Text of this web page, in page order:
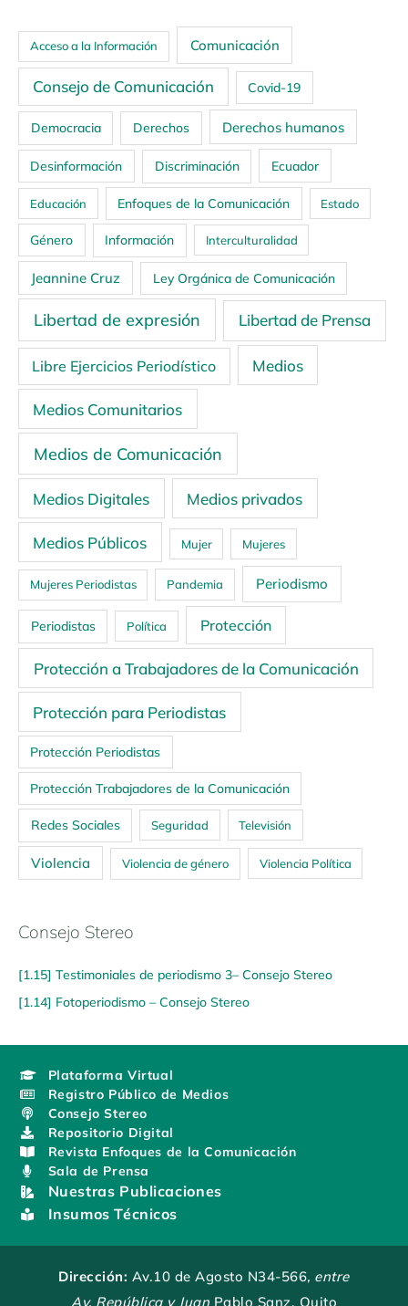
Acceso a la Información Comunicación
Consejo de Comunicación Covid-19
Democracia Derechos Derechos humanos
Desinformación Discriminación Ecuador
Educación Enfoques de la Comunicación Estado
Género Información Interculturalidad
Jeannine Cruz Ley Orgánica de Comunicación
Libertad de expresión Libertad de Prensa
Libre Ejercicios Periodístico Medios
Medios Comunitarios
Medios de Comunicación
Medios Digitales Medios privados
Medios Públicos Mujer Mujeres
Mujeres Periodistas Pandemia Periodismo
Periodistas Política Protección
Protección a Trabajadores de la Comunicación
Protección para Periodistas
Protección Periodistas
Protección Trabajadores de la Comunicación
Redes Sociales Seguridad Televisión
Violencia Violencia de género Violencia Política
Consejo Stereo
[1.15] Testimoniales de periodismo 3– Consejo Stereo
[1.14] Fotoperiodismo – Consejo Stereo
Plataforma Virtual
Registro Público de Medios
Consejo Stereo
Repositorio Digital
Revista Enfoques de la Comunicación
Sala de Prensa
Nuestras Publicaciones
Insumos Técnicos
Dirección: Av.10 de Agosto N34-566, entre
Av. República y Juan Pablo Sanz, Quito